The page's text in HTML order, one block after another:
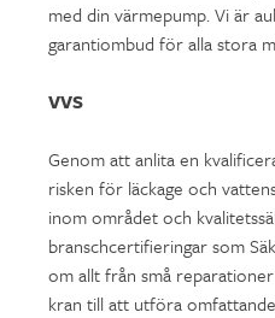
med din värmepump. Vi är
garantiombud för alla stora
VVS
Genom att anlita en
risken för läckage och
inom området och
branschcertifieringar som
om allt från små
kran till att utföra